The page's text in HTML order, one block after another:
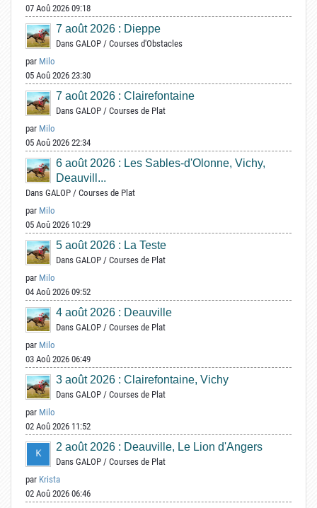
07 Aoû 2026 09:18
7 août 2026 : Dieppe
Dans GALOP / Courses d'Obstacles
par Milo
05 Aoû 2026 23:30
7 août 2026 : Clairefontaine
Dans GALOP / Courses de Plat
par Milo
05 Aoû 2026 22:34
6 août 2026 : Les Sables-d'Olonne, Vichy,
Deauvill...
Dans GALOP / Courses de Plat
par Milo
05 Aoû 2026 10:29
5 août 2026 : La Teste
Dans GALOP / Courses de Plat
par Milo
04 Aoû 2026 09:52
4 août 2026 : Deauville
Dans GALOP / Courses de Plat
par Milo
03 Aoû 2026 06:49
3 août 2026 : Clairefontaine, Vichy
Dans GALOP / Courses de Plat
par Milo
02 Aoû 2026 11:52
2 août 2026 : Deauville, Le Lion d'Angers
Dans GALOP / Courses de Plat
par Krista
02 Aoû 2026 06:46